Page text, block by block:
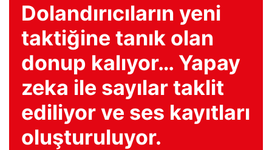
Dolandırıcıların yeni
taktiğine tanık olan
donup kalıyor… Yapay
zeka ile sayılar taklit
ediliyor ve ses kayıtları
oluşturuluyor.